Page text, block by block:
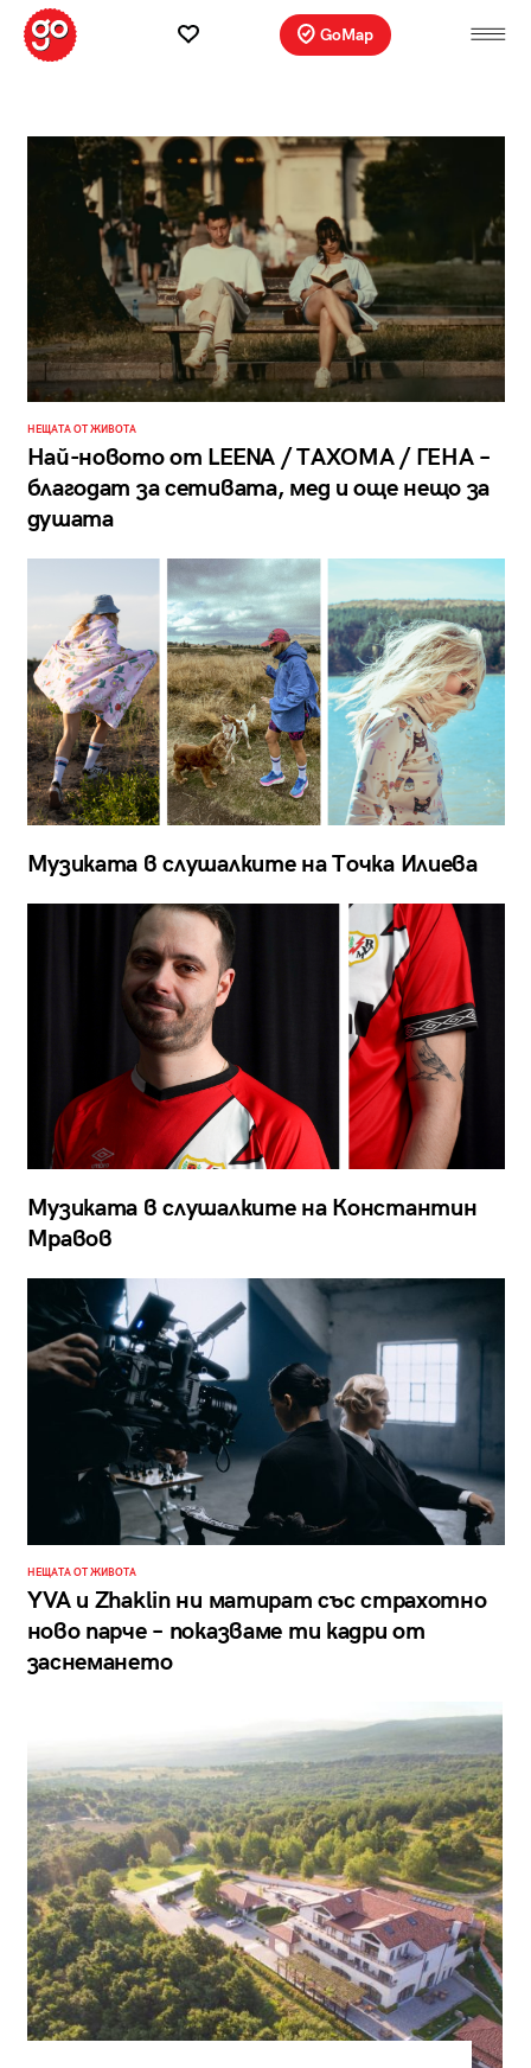
GoMap
НЕЩАТА ОТ ЖИВОТА
Най-новото от LEENA / ТАХОМА / ГЕНА –
благодат за сетивата, мед и още нещо за
душата
Музиката в слушалките на Точка Илиева
Музиката в слушалките на Константин
Мравов
НЕЩАТА ОТ ЖИВОТА
YVA и Zhaklin ни матират със страхотно
ново парче – показваме ти кадри от
заснемането